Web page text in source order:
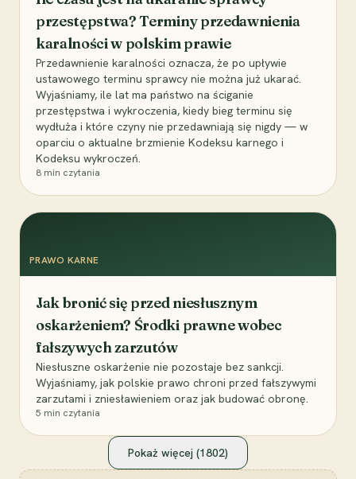
przestępstwa? Terminy przedawnienia
karalności w polskim prawie
Przedawnienie karalności oznacza, że po upływie
ustawowego terminu sprawcy nie można już ukarać.
Wyjaśniamy, ile lat ma państwo na ściganie
przestępstwa i wykroczenia, kiedy bieg terminu się
wydłuża i które czyny nie przedawniają się nigdy — w
oparciu o aktualne brzmienie Kodeksu karnego i
Kodeksu wykroczeń.
8 min czytania
PRAWO KARNE
Jak bronić się przed niesłusznym
oskarżeniem? Środki prawne wobec
fałszywych zarzutów
Niesłuszne oskarżenie nie pozostaje bez sankcji.
Wyjaśniamy, jak polskie prawo chroni przed fałszywymi
zarzutami i zniesławieniem oraz jak budować obronę.
5 min czytania
Pokaż więcej (1802)